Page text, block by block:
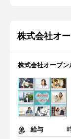
株式会社オ
株式会社オープ
給与